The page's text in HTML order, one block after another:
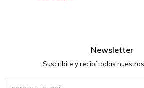
Newsletter
¡Suscribite y recibí todas